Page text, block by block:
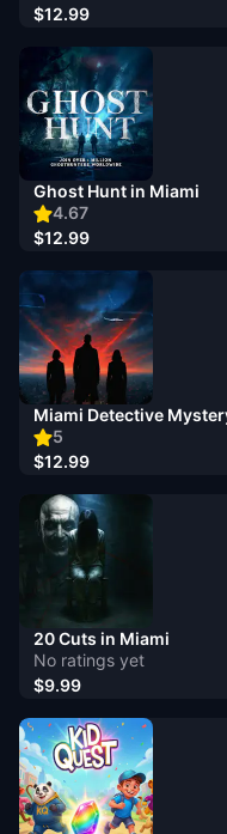
$12.99
4.67
Ghost Hunt in Miami
$12.99
5
Miami Detective
$12.99
No ratings yet
20 Cuts in Miami
$9.99